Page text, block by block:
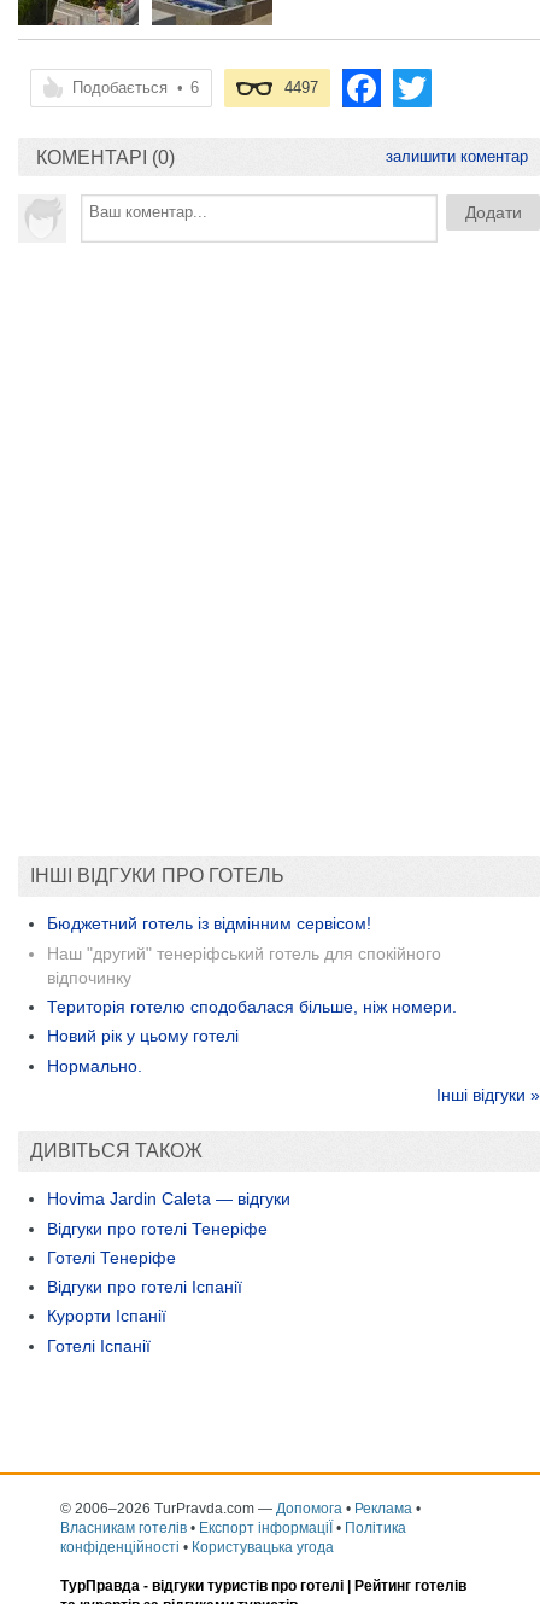
Подобається • 6 4497
КОМЕНТАРІ (0) залишити коментар
ІНШІ ВІДГУКИ ПРО ГОТЕЛЬ
Бюджетний готель із відмінним сервісом!
Наш "другий" тенеріфський готель для спокійного
відпочинку
Територія готелю сподобалася більше, ніж номери.
Новий рік у цьому готелі
Нормально.
Інші відгуки »
ДИВІТЬСЯ ТАКОЖ
Hovima Jardin Caleta — відгуки
Відгуки про готелі Тенеріфе
Готелі Тенеріфе
Відгуки про готелі Іспанії
Курорти Іспанії
Готелі Іспанії
© 2006–2026 TurPravda.com — Допомога • Реклама •
Власникам готелів • Експорт інформаціЇ • Політика
конфіденційності • Користувацька угода
ТурПравда - відгуки туристів про готелі | Рейтинг готелів